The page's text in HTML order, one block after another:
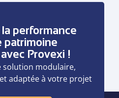
performance
patrimoine
Provexi !
solution modulaire,
adaptée à votre projet